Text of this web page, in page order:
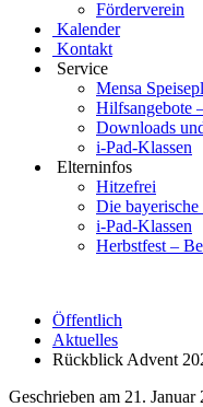
Förderverein
Kalender
Kontakt
Service
Mensa
Hilfsangebote
Downloads
i-Pad-Klassen
Elterninfos
Hitzefrei
Die
i-Pad-Klassen
Herbstfest –
Öffentlich
Aktuelles
Rückblick Advent
Geschrieben am 21. Januar